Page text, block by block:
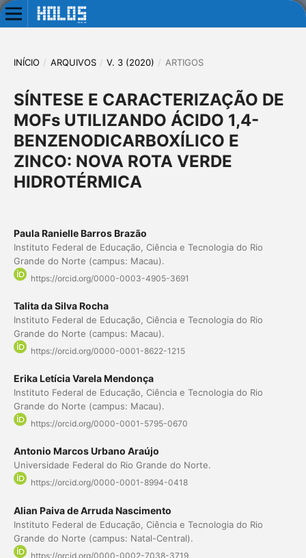
INÍCIO / ARQUIVOS / V. 3 (2020) / ARTIGOS
SÍNTESE E CARACTERIZAÇÃO DE
MOFs UTILIZANDO ÁCIDO 1,4-
BENZENODICARBOXÍLICO E
ZINCO: NOVA ROTA VERDE
HIDROTÉRMICA
Paula Ranielle Barros Brazão
Instituto Federal de Educação, Ciência e Tecnologia do Rio
Grande do Norte (campus: Macau).
https://orcid.org/0000-0003-4905-3691
Talita da Silva Rocha
Instituto Federal de Educação, Ciência e Tecnologia do Rio
Grande do Norte (campus: Macau).
https://orcid.org/0000-0001-8622-1215
Erika Letícia Varela Mendonça
Instituto Federal de Educação, Ciência e Tecnologia do Rio
Grande do Norte (campus: Macau).
https://orcid.org/0000-0001-5795-0670
Antonio Marcos Urbano Araújo
Universidade Federal do Rio Grande do Norte.
https://orcid.org/0000-0001-8994-0418
Alian Paiva de Arruda Nascimento
Instituto Federal de Educação, Ciência e Tecnologia do Rio
Grande do Norte (campus: Natal-Central).
https://orcid.org/0000-0002-7038-3719